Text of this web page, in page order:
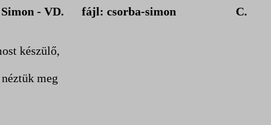
Simon - VD. fájl: csorba-simon C.
készülő,
meg